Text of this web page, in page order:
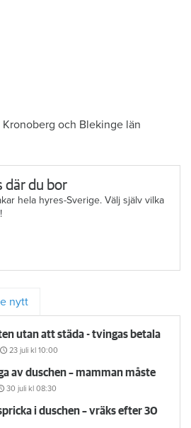
och Blekinge län
där du bor
hela hyres-Sverige. Välj själv vilka
nytt
utan att städa - tvingas betala
23 juli kl 10:00
av duschen – mamman måste
30 juli kl 08:30
i duschen – vräks efter 30